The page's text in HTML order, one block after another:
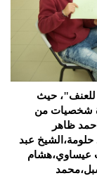
حيث
اليوم الثلاثاء 2017-1-30 عدة شخصيات من
ظاهر
عبد
عيساوي،هشام